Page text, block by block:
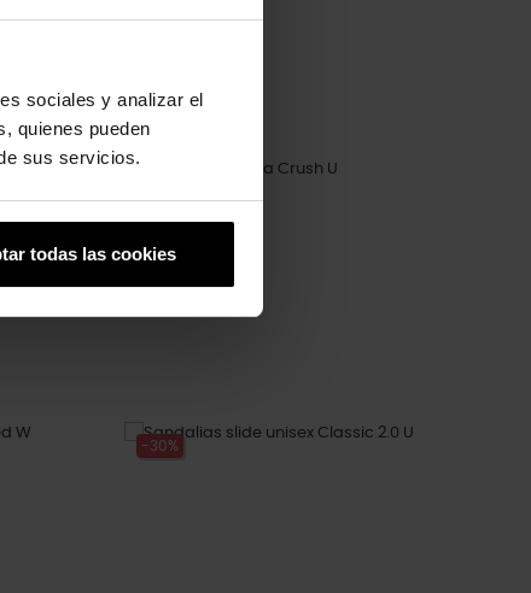
sociales y analizar el
quienes pueden
sus servicios.
todas las cookies
Zuecos unisex Mega Crush U
94,99 € 75,99 €
-30%